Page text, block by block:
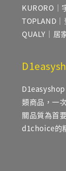
KURORO｜
TOPLAND
QUALY｜居
類商品，一
關品質為首
d1choice的